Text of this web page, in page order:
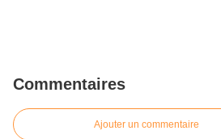
Commentaires
Ajouter un commentaire